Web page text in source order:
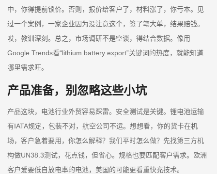
中，你得提前锁价。否则，报价给客户了，材料涨了，你亏本。见
过一个案例，一家企业因为没注意这个，签了笔大单，结果赔钱。
哎，教训深刻。总之，市场调研不是空谈，得结合数据。像用
Google Trends看“lithium battery export”关键词的热度，就能知道
哪里需求旺。
产品准备，别忽略这些小坑
产品这块，电池行业外贸容易踩雷。安全测试是关键。锂电池运输
有IATA规定，包装不对，航空公司不运。想想看，你的货卡在机
场，客户急着要用，你怎么解释？我们平时怎么做？先找第三方机
构做UN38.3测试，花点钱，但省心。规格也要匹配客户需求。欧洲
客户爱要低自放电率的电池，美国的可能更看重快充技术。